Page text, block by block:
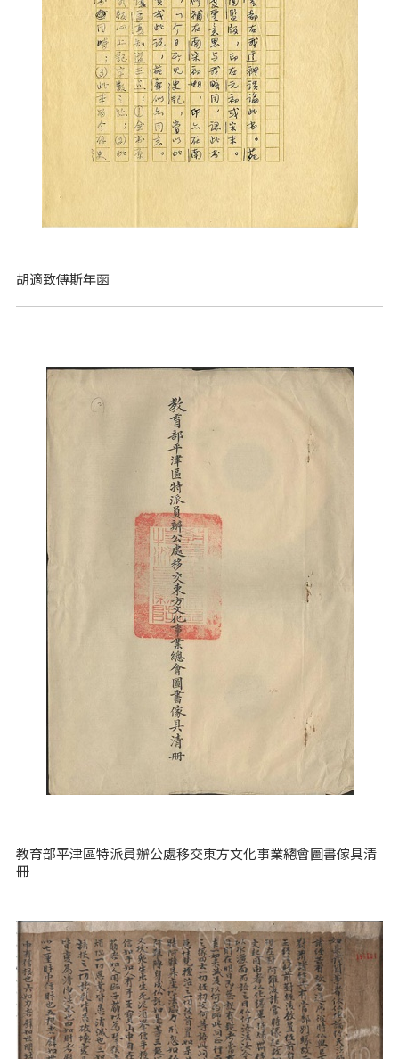
胡適致傅斯年函
教育部平津區特派員辦公處移交東方文化事業總會圖書傢具清
冊